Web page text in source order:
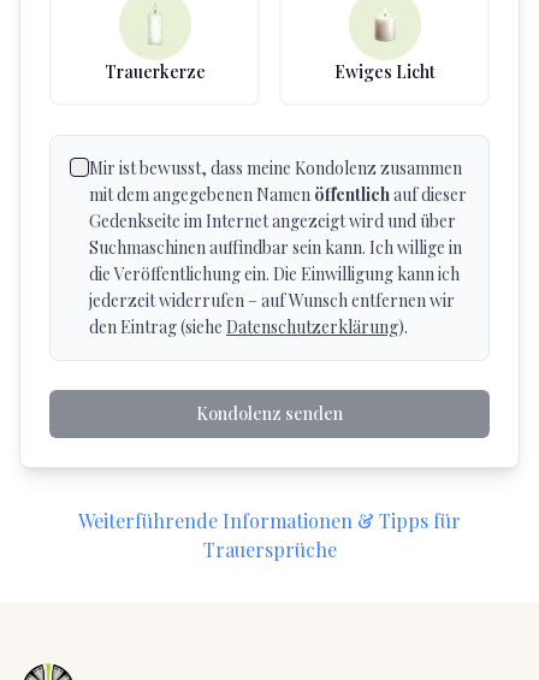
Trauerkerze Ewiges Licht
Mir ist bewusst, dass meine Kondolenz zusammen
mit dem angegebenen Namen öffentlichauf dieser
Gedenkseite im Internet angezeigt wird und über
Suchmaschinen auffindbar sein kann. Ich willige in
die Veröffentlichung ein. Die Einwilligung kann ich
jederzeit widerrufen – auf Wunsch entfernen wir
den Eintrag (siehe Datenschutzerklärung).
Kondolenz senden
Weiterführende Informationen & Tipps für
Trauersprüche